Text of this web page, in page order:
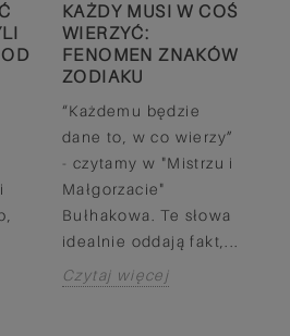
KAŻDY MUSI W COŚ
WIERZYĆ:
FENOMEN ZNAKÓW
ZODIAKU
“Każdemu będzie
dane to, w co wierzy”
- czytamy w "Mistrzu i
Małgorzacie"
Bułhakowa. Te słowa
idealnie oddają fakt,...
Czytaj więcej